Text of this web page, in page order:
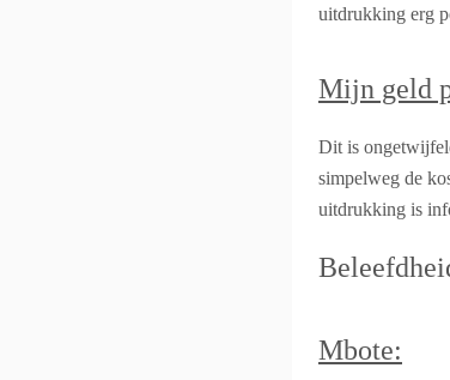
uitdrukking erg
Mijn geld
Dit is
simpelweg de
uitdrukking is
Mbote: